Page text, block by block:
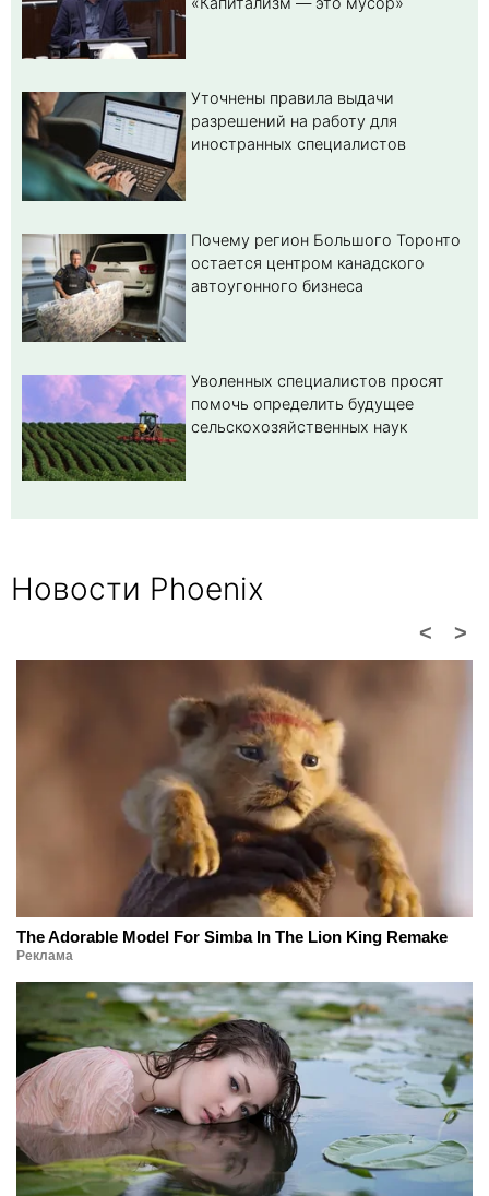
Уточнены правила выдачи
разрешений на работу для
иностранных специалистов
Почему регион Большого Торонто
остается центром канадского
автоугонного бизнеса
Уволенных специалистов просят
помочь определить будущее
сельскохозяйственных наук
Новости Phoenix
>
<
The Adorable Model For Simba In The Lion King Remake
Реклама